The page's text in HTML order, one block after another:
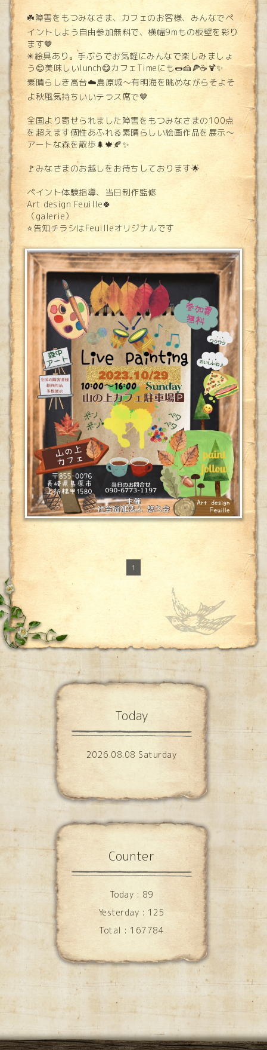
☘️障害をもつみなさま、カフェのお客様、みんなでペ
イントしよう自由参加無料で、横幅9mもの板壁を彩り
ます🤎
✳︎絵具あり。手ぶらでお気軽にみんなで楽しみましょ
う😊美味しいlunch😋カフェTimeにも🌭🍰🍕☕️🍹✨
素晴らしき高台☁️島原城〜有明海を眺めながらそよそ
よ秋風気持ちいいテラス席で🤎
全国より寄せられました障害をもつみなさまの100点
を超えます個性あふれる素晴らしい絵画作品を展示〜
アートな森を散歩🌲🍁🍂✨
🚩みなさまのお越しをお待ちしております🌟
ペイント体験指導、当日制作監修
Art design Feuille🍀
（galerie）
⭐️告知チラシはFeuilleオリジナルです
1
Today
2026.08.08 Saturday
Counter
Today : 89
Yesterday : 125
Total : 167784